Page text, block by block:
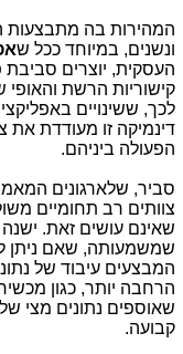
המהירות בה מתבצעות
ונשנים, במיוחד ככל ש
העסקית, יוצרים
קישוריות הרשת
לכך, ששינויים
דינמיקה זו מעודדת את
הפעולה ביניהם.
סביר, שלארגונים
צוותים רב תחומיים
שאינם עושים זאת.
שמשמעותה, שאם ניתן
המבצעים עיבוד של
הרחבה יותר, כגון
שאוספים נתונים מצי של
קבועה.